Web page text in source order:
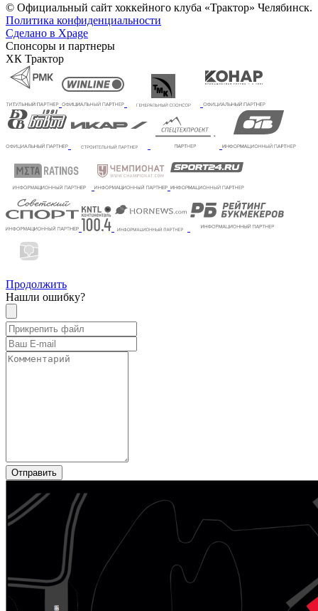
© Официальный сайт хоккейного клуба «Трактор» Челябинск.
Политика конфиденциальности
Сделано в Xpage
Спонсоры и партнеры
ХК Трактор
Продолжить
Нашли ошибку?